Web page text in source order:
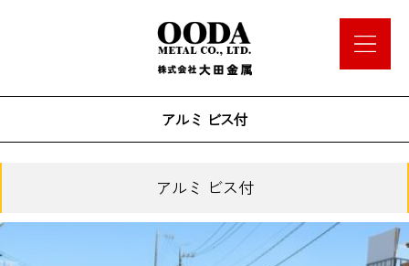
アルミ ビス付
アルミ ビス付